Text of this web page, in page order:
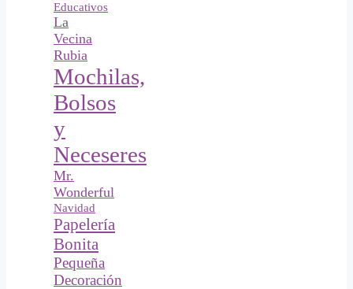
Educativos
La
Vecina
Rubia
Mochilas,
Bolsos
y
Neceseres
Mr.
Wonderful
Navidad
Papelería
Bonita
Pequeña
Decoración